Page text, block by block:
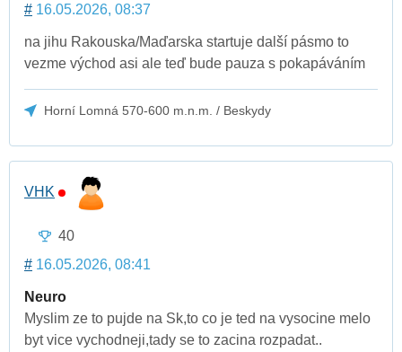
# 16.05.2026, 08:37
na jihu Rakouska/Maďarska startuje další pásmo to
vezme východ asi ale teď bude pauza s pokapáváním
Horní Lomná 570-600 m.n.m. / Beskydy
VHK
40
# 16.05.2026, 08:41
Neuro
Myslim ze to pujde na Sk,to co je ted na vysocine melo
byt vice vychodneji,tady se to zacina rozpadat..